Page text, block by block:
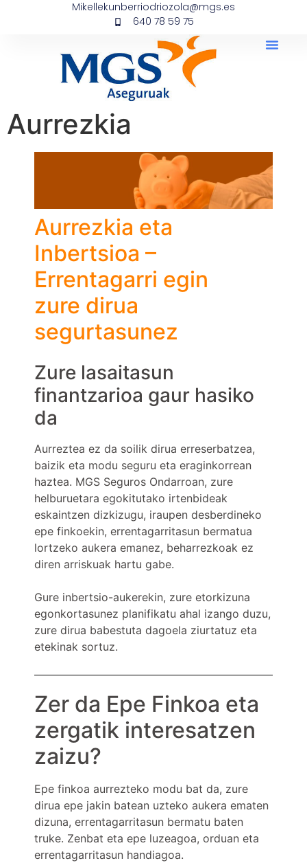
Mikellekunberriodriozola@mgs.es
640 78 59 75
Aurrezkia
Aurrezkia eta
Inbertsioa –
Errentagarri egin
zure dirua
segurtasunez
Zure lasaitasun
finantzarioa gaur hasiko
da
Aurreztea ez da soilik dirua erreserbatzea,
baizik eta modu seguru eta eraginkorrean
haztea. MGS Seguros Ondarroan, zure
helburuetara egokitutako irtenbideak
eskaintzen dizkizugu, iraupen desberdineko
epe finkoekin, errentagarritasun bermatua
lortzeko aukera emanez, beharrezkoak ez
diren arriskuak hartu gabe.
Gure inbertsio-aukerekin, zure etorkizuna
egonkortasunez planifikatu ahal izango duzu,
zure dirua babestuta dagoela ziurtatuz eta
etekinak sortuz.
Zer da Epe Finkoa eta
zergatik interesatzen
zaizu?
Epe finkoa aurrezteko modu bat da, zure
dirua epe jakin batean uzteko aukera ematen
dizuna, errentagarritasun bermatu baten
truke. Zenbat eta epe luzeagoa, orduan eta
errentagarritasun handiagoa.